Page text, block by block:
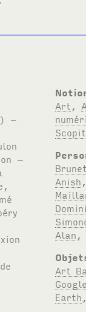
–
–
Art
Anish
Alan
Art
Earth